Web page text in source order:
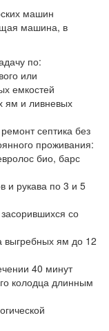
машин
машина, в
по:
или
емкостей
ям и ливневых
септика без
проживания:
био, барс
и рукава по 3 и 5
со
выгребных ям до 12
40 минут
колодца длинным